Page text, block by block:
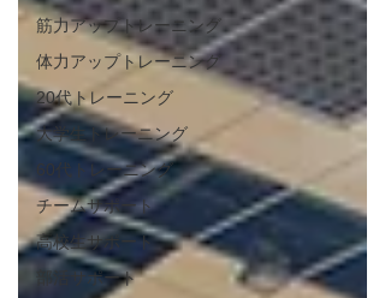
筋力アップトレーニング
体力アップトレーニング
20代トレーニング
大学生トレーニング
60代トレーニング
チームサポート
高校生サポート
部活サポート